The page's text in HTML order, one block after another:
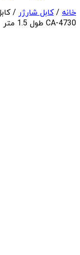
خانه /کابل شارژر
CA-4730 طول 1.5 متر